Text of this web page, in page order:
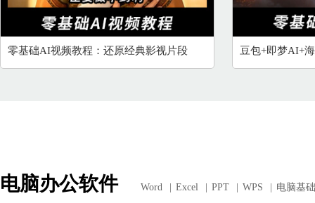
零基础AI视频教程：还原经典影视片段 豆包+即梦AI+
电脑办公软件 Word Excel PPT WPS 电脑基础